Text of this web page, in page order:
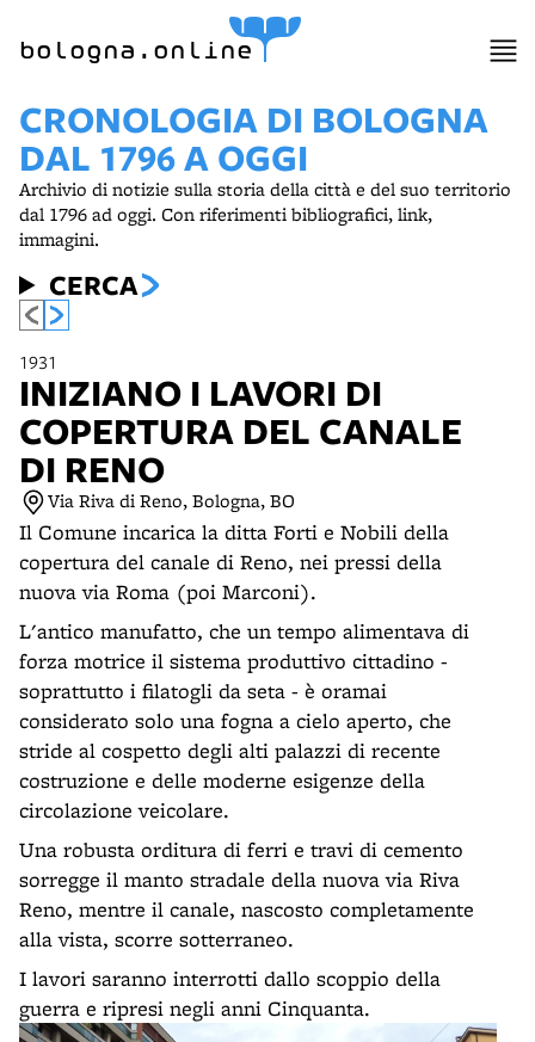
bologna.online
CRONOLOGIA DI BOLOGNA
DAL 1796 A OGGI
Archivio di notizie sulla storia della città e del suo territorio
dal 1796 ad oggi. Con riferimenti bibliografici, link,
immagini.
CERCA
1931
INIZIANO I LAVORI DI
COPERTURA DEL CANALE
DI RENO
Via Riva di Reno, Bologna, BO
Il Comune incarica la ditta Forti e Nobili della
copertura del canale di Reno, nei pressi della
nuova via Roma (poi Marconi).
L'antico manufatto, che un tempo alimentava di
forza motrice il sistema produttivo cittadino -
soprattutto i filatogli da seta - è oramai
considerato solo una fogna a cielo aperto, che
stride al cospetto degli alti palazzi di recente
costruzione e delle moderne esigenze della
circolazione veicolare.
Una robusta orditura di ferri e travi di cemento
sorregge il manto stradale della nuova via Riva
Reno, mentre il canale, nascosto completamente
alla vista, scorre sotterraneo.
I lavori saranno interrotti dallo scoppio della
guerra e ripresi negli anni Cinquanta.